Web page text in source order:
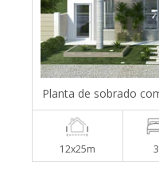
Planta de sobrado
12x25m 3